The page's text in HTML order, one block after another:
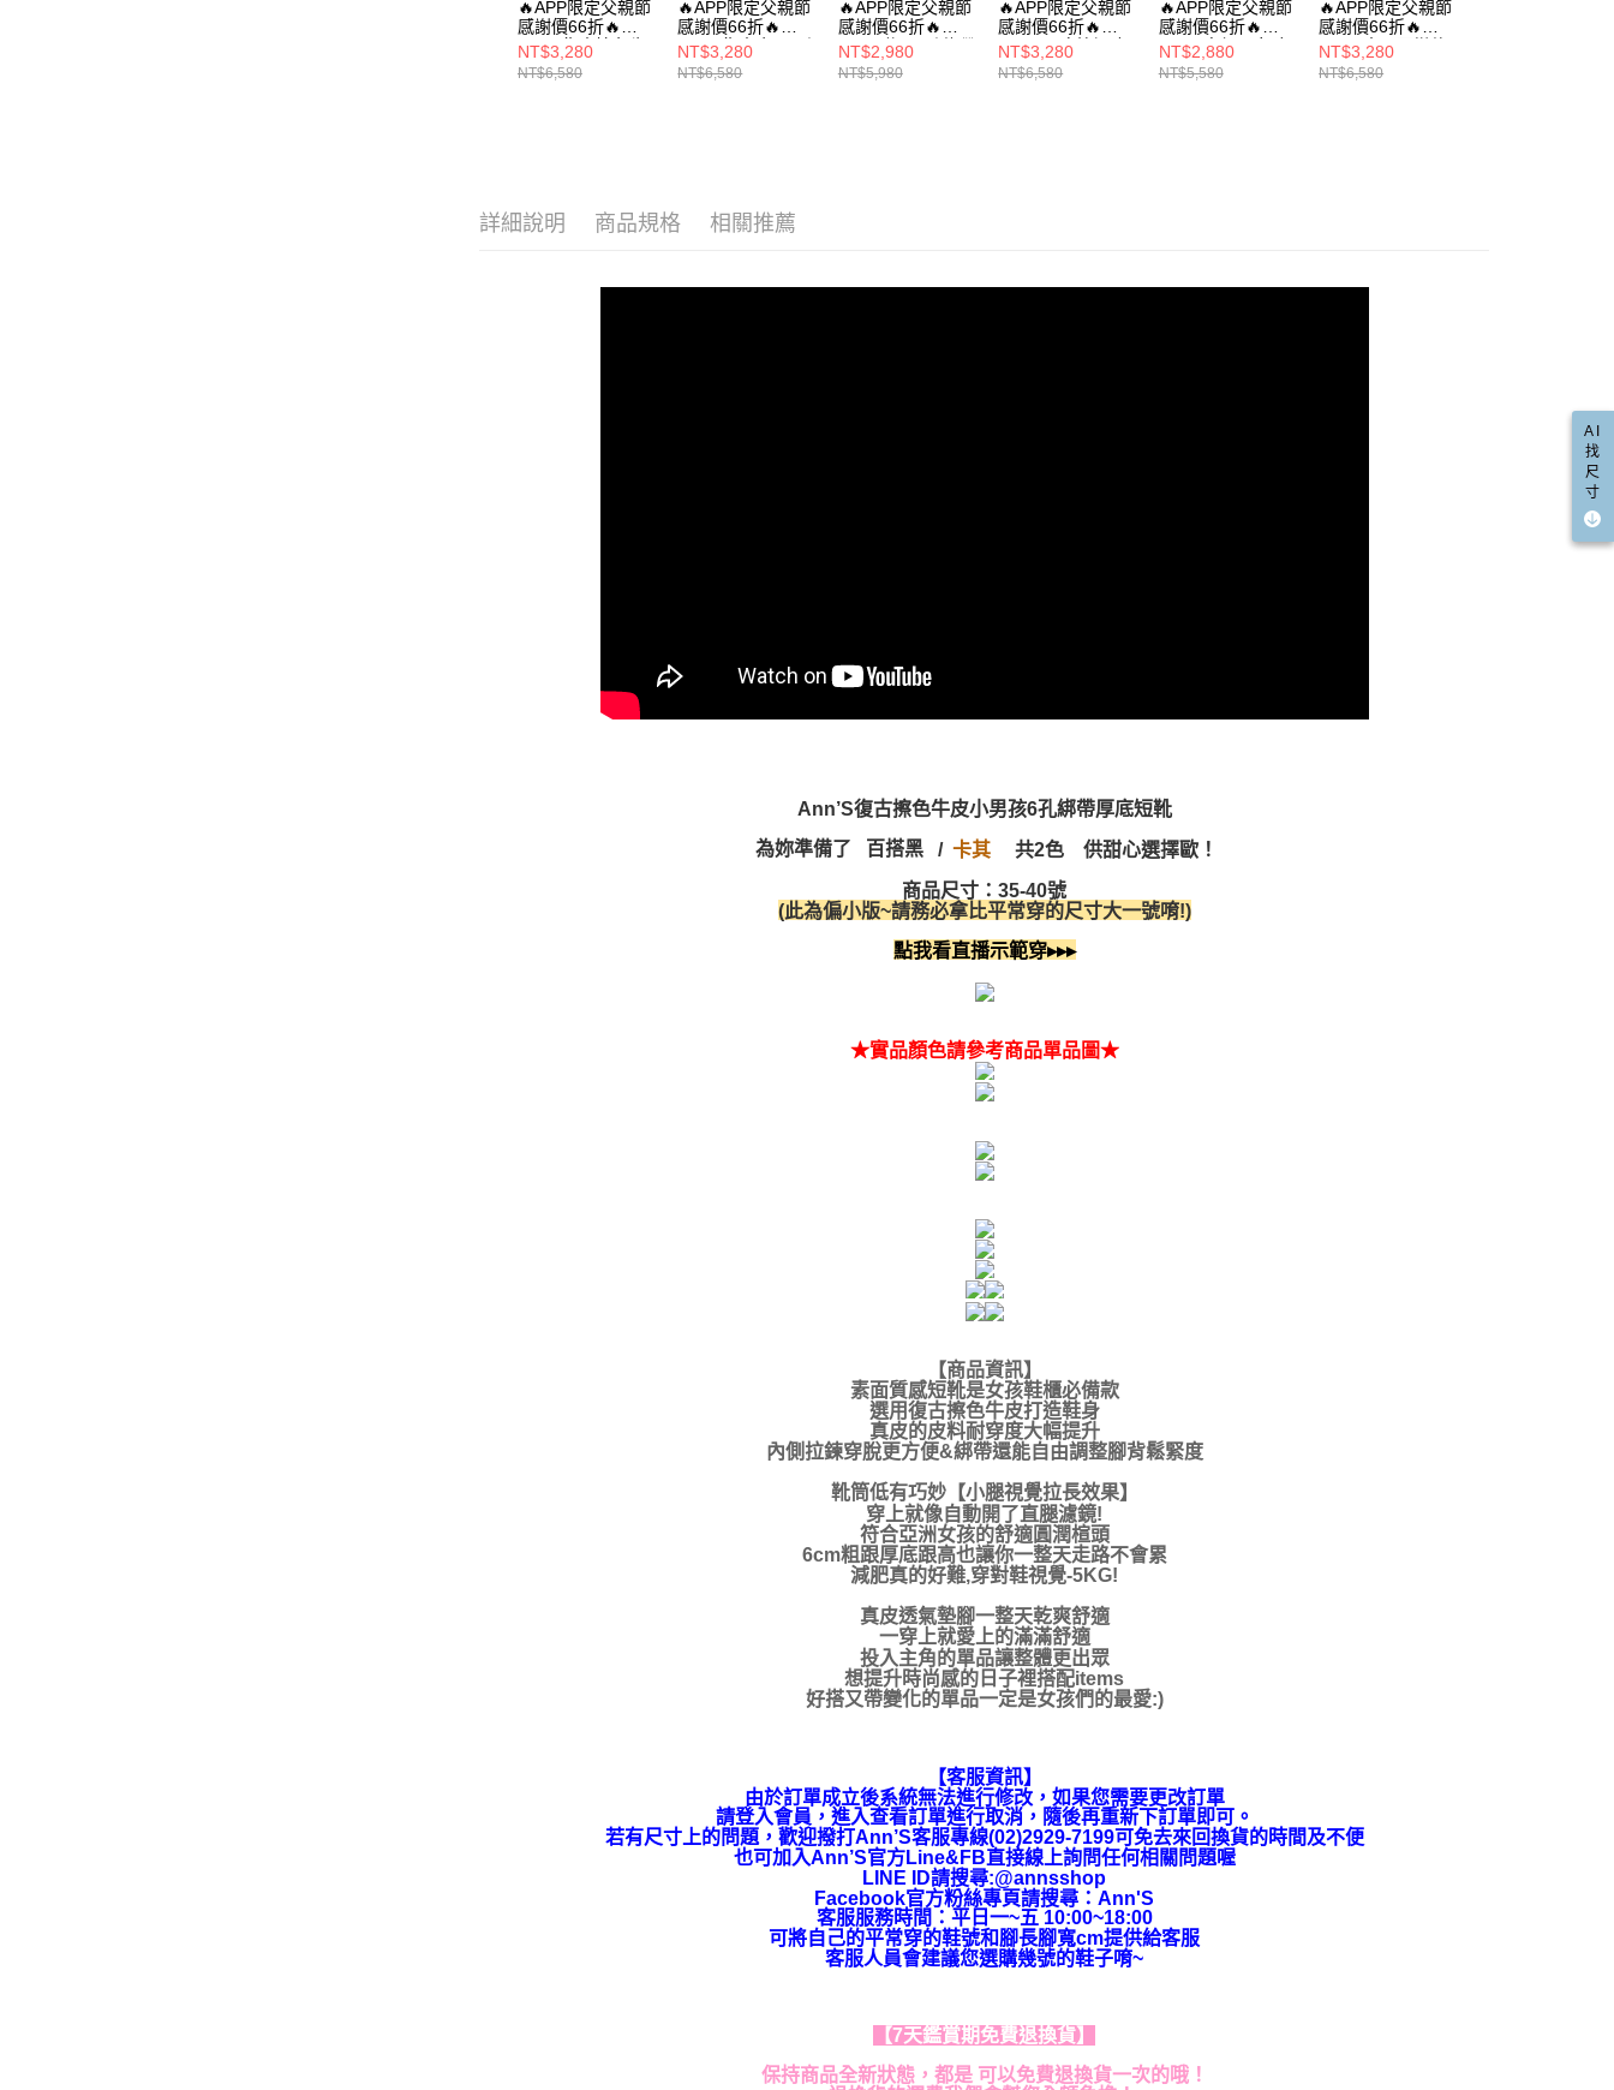
資料（包含姓名、電話或地址）提供予台灣大哥大進項蒐集、處理及利
用，由本公司與您本人進行分期帳單所需資料之確認、核對及更正。
3.完整用戶服務條款，請詳閱以下連結：
https://oppay.tw/userRule
※ 交易是否成功請以「AFTEE先享後付 」之結帳頁面顯示為準，若有關於
是否繳費成功／繳費後需取消欲退款等相關疑問，請聯繫「AFTEE先享後
付客戶支援中心」
https://netprotections.freshdesk.com/support/home
４．使用「AFTEE先享後付」時，將依據個別帳號之用戶狀況，依本公司
付款後萊爾富取貨
每筆NT$100，滿NT$999(含以上)免運費
海外港澳直送專區
選款式 ★時髦顯瘦短靴
🔥APP限定父親節
感謝價66折🔥
Ann’S復古擦色牛
皮小男孩6孔綁帶
厚底短靴6cm-卡其
NT$3,280
NT$6,580
🔥APP限定父親節
感謝價66折🔥
Ann’S復古金屬6孔
綁帶牛皮真皮厚底
圓頭短靴6cm-黑
NT$3,280
NT$6,580
🔥APP限定父親節
感謝價66折🔥
Ann’S休閒5孔綁帶
真皮牛皮厚底短靴
5.5cm-黑
NT$2,980
NT$5,980
🔥APP限定父親節
感謝價66折🔥
Ann’S顯瘦拉提-輕
量厚底綁帶真皮牛
皮短靴6cm-黑
NT$3,280
NT$6,580
🔥APP限定父親節
感謝價66折🔥
Ann’S高個子女孩
看這裡-經典綁帶造
型全真皮小羊皮平
NT$2,880
NT$5,580
🔥APP限定父親節
感謝價66折🔥
Ann’S大眾百搭款-
復古擦色牛皮真皮
低跟短靴4cm-黑
NT$3,280
NT$6,580
詳細說明 商品規格 相關推薦
Ann’S復古擦色牛皮小男孩6孔綁帶厚底短靴
為妳準備了 百搭黑
/ 卡其
共2色 供甜心選擇歐！
商品尺寸：35-40號
(此為偏小版~請務必拿比平常穿的尺寸大一號唷!)
點我看直播示範穿▸▸▸
★實品顏色請參考商品單品圖★
【商品資訊】
素面質感短靴是女孩鞋櫃必備款
選用復古擦色牛皮打造鞋身
真皮的皮料耐穿度大幅提升
內側拉鍊穿脫更方便&綁帶還能自由調整腳背鬆緊度
靴筒低有巧妙【小腿視覺拉長效果】
穿上就像自動開了直腿濾鏡!
符合亞洲女孩的舒適圓潤楦頭
6cm粗跟厚底跟高也讓你一整天走路不會累
減肥真的好難,穿對鞋視覺-5KG!
真皮透氣墊腳一整天乾爽舒適
一穿上就愛上的滿滿舒適
投入主角的單品讓整體更出眾
想提升時尚感的日子裡搭配items
好搭又帶變化的單品一定是女孩們的最愛:)
【客服資訊】
由於訂單成立後系統無法進行修改，如果您需要更改訂單
請登入會員，進入查看訂單進行取消，隨後再重新下訂單即可。
若有尺寸上的問題，歡迎撥打Ann’S客服專線(02)2929-7199可免去來回換貨的時間及不便
也可加入Ann’S官方Line&FB直接線上詢問任何相關問題喔
LINE ID請搜尋:@annsshop
Facebook官方粉絲專頁請搜尋：Ann'S
客服服務時間：平日一~五 10:00~18:00
可將自己的平常穿的鞋號和腳長腳寬cm提供給客服
客服人員會建議您選購幾號的鞋子唷~
【7天鑑賞期免費退換貨】
保持商品全新狀態，都是 可以免費退換貨一次的哦！
AI
找
尺
寸